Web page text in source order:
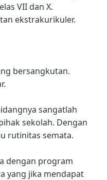
VII dan X.
ekstrakurikuler.
bersangkutan.
sangatlah
sekolah. Dengan
rutinitas semata.
dengan program
yang jika mendapat